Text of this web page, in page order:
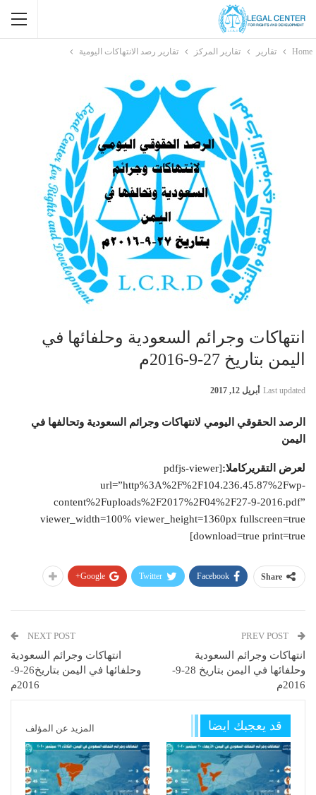
Home تقارير تقارير المركز تقارير رصد الانتهاكات اليومية
انتهاكات وجرائم السعودية وحلفائها في
اليمن بتاريخ 27-9-2016م
Last updated أبريل 12, 2017
الرصد الحقوقي اليومي لانتهاكات وجرائم السعودية وتحالفها في
اليمن
لعرض التقريركاملا: [pdfjs-viewer
url=”http%3A%2F%2F104.236.45.87%2Fwp-
content%2Fuploads%2F2017%2F04%2F27-9-2016.pdf”
viewer_width=100% viewer_height=1360px fullscreen=true
download=true print=true]
Share
Facebook
Twitter
Google+
انتهاكات وجرائم السعودية
وحلفائها في اليمن بتاريخ 28-9-
2016م
NEXT POST
انتهاكات وجرائم السعودية
وحلفائها في اليمن بتاريخ26-9-
2016م
قد يعجبك ايضا المزيد عن المؤلف